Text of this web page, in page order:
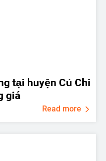
tại huyện Củ Chi
giá
Read more